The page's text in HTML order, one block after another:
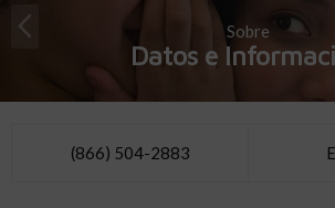
Sobre
Datos e
(866) 504-2883